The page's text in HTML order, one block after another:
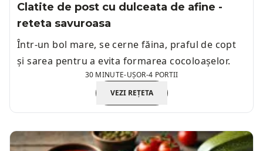
Clatite de post cu dulceata de afine -
reteta savuroasa
Într-un bol mare, se cerne făina, praful de copt
și sarea pentru a evita formarea cocoloașelor.
30 MINUTE-UȘOR-4 PORTII
VEZI REȚETA